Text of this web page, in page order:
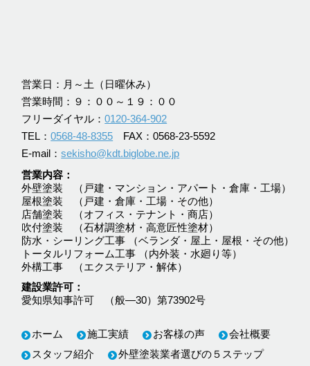
営業日：月～土（日曜休み）
営業時間：９：００～１９：００
フリーダイヤル：0120-364-902
TEL：0568-48-8355 FAX：0568-23-5592
E-mail：sekisho@kdt.biglobe.ne.jp
営業内容
外壁塗装 （戸建・マンション・アパート・倉庫・工場）
屋根塗装 （戸建・倉庫・工場・その他）
店舗塗装 （オフィス・テナント・商店）
吹付塗装 （石材調塗材・高意匠性塗材）
防水・シーリング工事 （ベランダ・屋上・屋根・その他）
トータルリフォーム工事 （内外装・水廻り等）
外構工事 （エクステリア・解体）
建設業許可
愛知県知事許可 （般―30）第73902号
ホーム 施工実績 お客様の声
会社概要
スタッフ紹介
外壁塗装業者選びの５ステップ